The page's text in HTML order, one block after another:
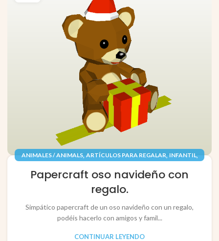
ANIMALES / ANIMALS, ARTÍCULOS PARA REGALAR, INFANTIL,
RECORTABLES PAPERCRAFT
Papercraft oso navideño con
regalo.
Simpático papercraft de un oso navideño con un regalo,
podéis hacerlo con amigos y famil...
CONTINUAR LEYENDO